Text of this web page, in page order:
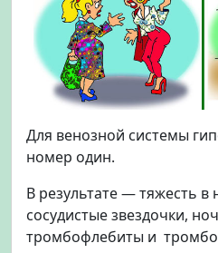
Для венозной системы
номер один.
В результате — тяжесть в
сосудистые звездочки,
тромбофлебиты и